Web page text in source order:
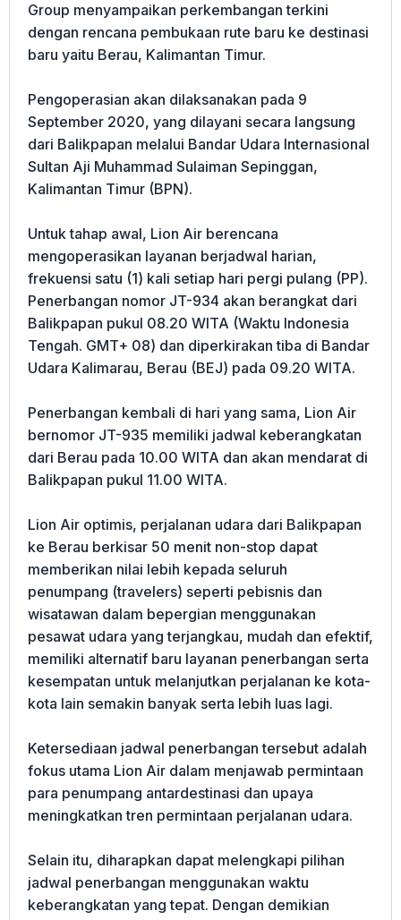
Group menyampaikan perkembangan terkini
dengan rencana pembukaan rute baru ke destinasi
baru yaitu Berau, Kalimantan Timur.
Pengoperasian akan dilaksanakan pada 9
September 2020, yang dilayani secara langsung
dari Balikpapan melalui Bandar Udara Internasional
Sultan Aji Muhammad Sulaiman Sepinggan,
Kalimantan Timur (BPN).
Untuk tahap awal, Lion Air berencana
mengoperasikan layanan berjadwal harian,
frekuensi satu (1) kali setiap hari pergi pulang (PP).
Penerbangan nomor JT-934 akan berangkat dari
Balikpapan pukul 08.20 WITA (Waktu Indonesia
Tengah. GMT+ 08) dan diperkirakan tiba di Bandar
Udara Kalimarau, Berau (BEJ) pada 09.20 WITA.
Penerbangan kembali di hari yang sama, Lion Air
bernomor JT-935 memiliki jadwal keberangkatan
dari Berau pada 10.00 WITA dan akan mendarat di
Balikpapan pukul 11.00 WITA.
Lion Air optimis, perjalanan udara dari Balikpapan
ke Berau berkisar 50 menit non-stop dapat
memberikan nilai lebih kepada seluruh
penumpang (travelers) seperti pebisnis dan
wisatawan dalam bepergian menggunakan
pesawat udara yang terjangkau, mudah dan efektif,
memiliki alternatif baru layanan penerbangan serta
kesempatan untuk melanjutkan perjalanan ke kota-
kota lain semakin banyak serta lebih luas lagi.
Ketersediaan jadwal penerbangan tersebut adalah
fokus utama Lion Air dalam menjawab permintaan
para penumpang antardestinasi dan upaya
meningkatkan tren permintaan perjalanan udara.
Selain itu, diharapkan dapat melengkapi pilihan
jadwal penerbangan menggunakan waktu
keberangkatan yang tepat. Dengan demikian